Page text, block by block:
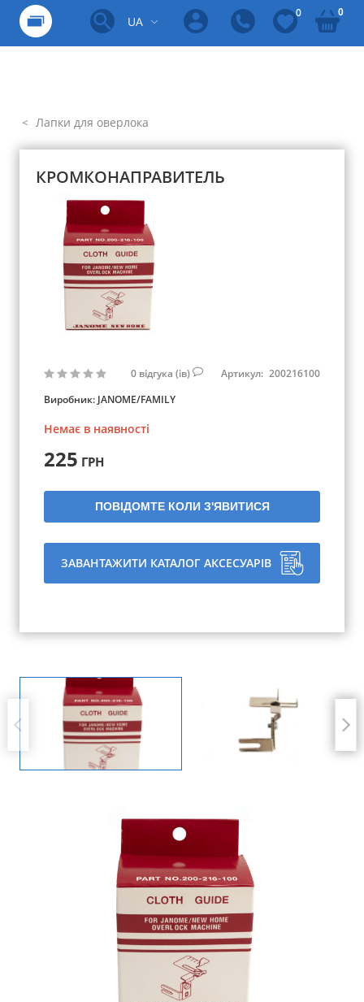
UA
0 0
Лапки для оверлока
КРОМКОНАПРАВИТЕЛЬ
0 відгука (ів) Артикул: 200216100
Виробник: JANOME/FAMILY
Немає в наявності
225 ГРН
ПОВІДОМТЕ КОЛИ З'ЯВИТИСЯ
ЗАВАНТАЖИТИ КАТАЛОГ АКСЕСУАРІВ